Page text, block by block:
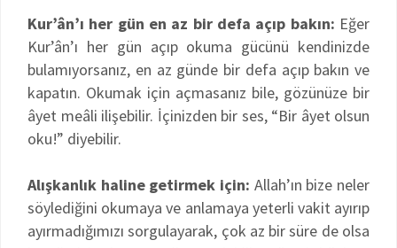
Kur’ân’ı her gün en az bir defa açıp bakın: Eğer
Kur’ân’ı her gün açıp okuma gücünü kendinizde
bulamıyorsanız, en az günde bir defa açıp bakın ve
kapatın. Okumak için açmasanız bile, gözünüze bir
âyet meâli ilişebilir. İçinizden bir ses, “Bir âyet olsun
oku!” diyebilir.
Alışkanlık haline getirmek için: Allah’ın bize neler
söylediğini okumaya ve anlamaya yeterli vakit ayırıp
ayırmadığımızı sorgulayarak, çok az bir süre de olsa